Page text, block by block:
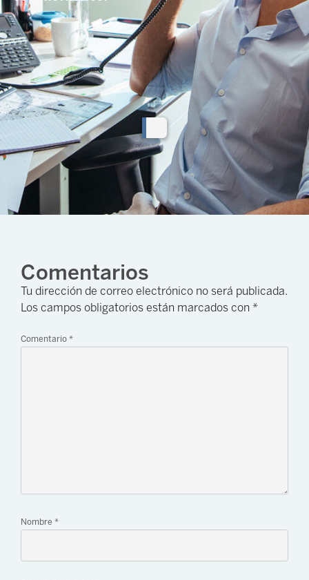
Comentarios
Tu dirección de correo electrónico no será publicada.
Los campos obligatorios están marcados con *
Comentario *
Nombre *